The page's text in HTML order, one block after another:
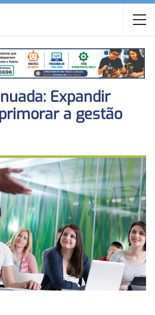
Expandir
a gestão